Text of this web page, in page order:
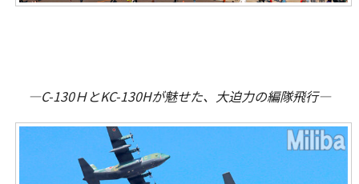
―C-130ＨとKC-130Hが魅せた、大迫力の編隊飛行―